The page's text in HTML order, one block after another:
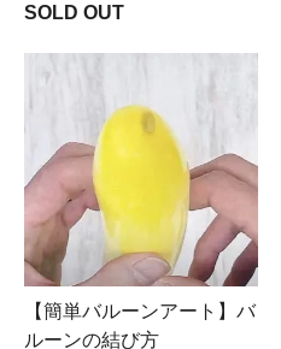
SOLD OUT
【簡単バルーンアート】バ
ルーンの結び方